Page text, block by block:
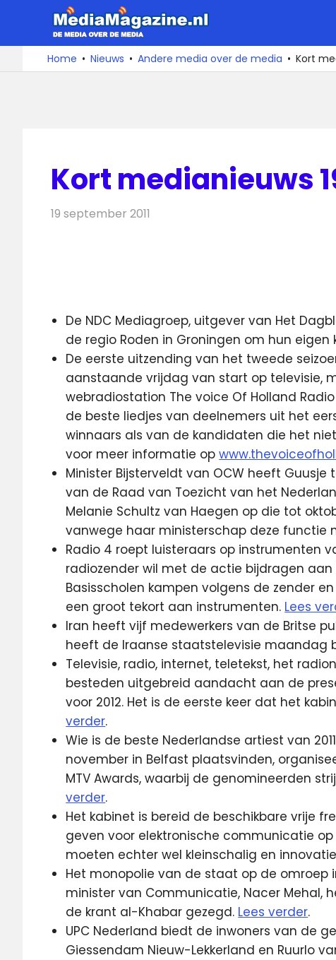
de
De
media
over
Home Nieuws Andere media over de media Kort
Kort medianieuws
19 september 2011
De NDC Mediagroep, uitgever van Het
de regio Roden in Groningen om hun eigen
De eerste uitzending van het tweede
aanstaande vrijdag van start op televisie,
webradiostation The voice Of Holland
de beste liedjes van deelnemers uit het
winnaars als van de kandidaten die het
voor meer informatie op
Minister Bijsterveldt van OCW heeft
van de Raad van Toezicht van het
Melanie Schultz van Haegen op die tot
vanwege haar ministerschap deze functie
Radio 4 roept luisteraars op instrumenten
radiozender wil met de actie bijdragen
Basisscholen kampen volgens de zender
een groot tekort aan instrumenten. Lees
Iran heeft vijf medewerkers van de Britse
heeft de Iraanse staatstelevisie maandag
Televisie, radio, internet, teletekst, het
besteden uitgebreid aandacht aan de
voor 2012. Het is de eerste keer dat het
verder.
Wie is de beste Nederlandse artiest van
november in Belfast plaatsvinden,
MTV Awards, waarbij de genomineerden
verder.
Het kabinet is bereid de beschikbare vrije
geven voor elektronische communicatie
moeten echter wel kleinschalig en
Het monopolie van de staat op de omroep
minister van Communicatie, Nacer
de krant al-Khabar gezegd. Lees verder.
UPC Nederland biedt de inwoners van de
Giessendam Nieuw-Lekkerland en Ruurlo